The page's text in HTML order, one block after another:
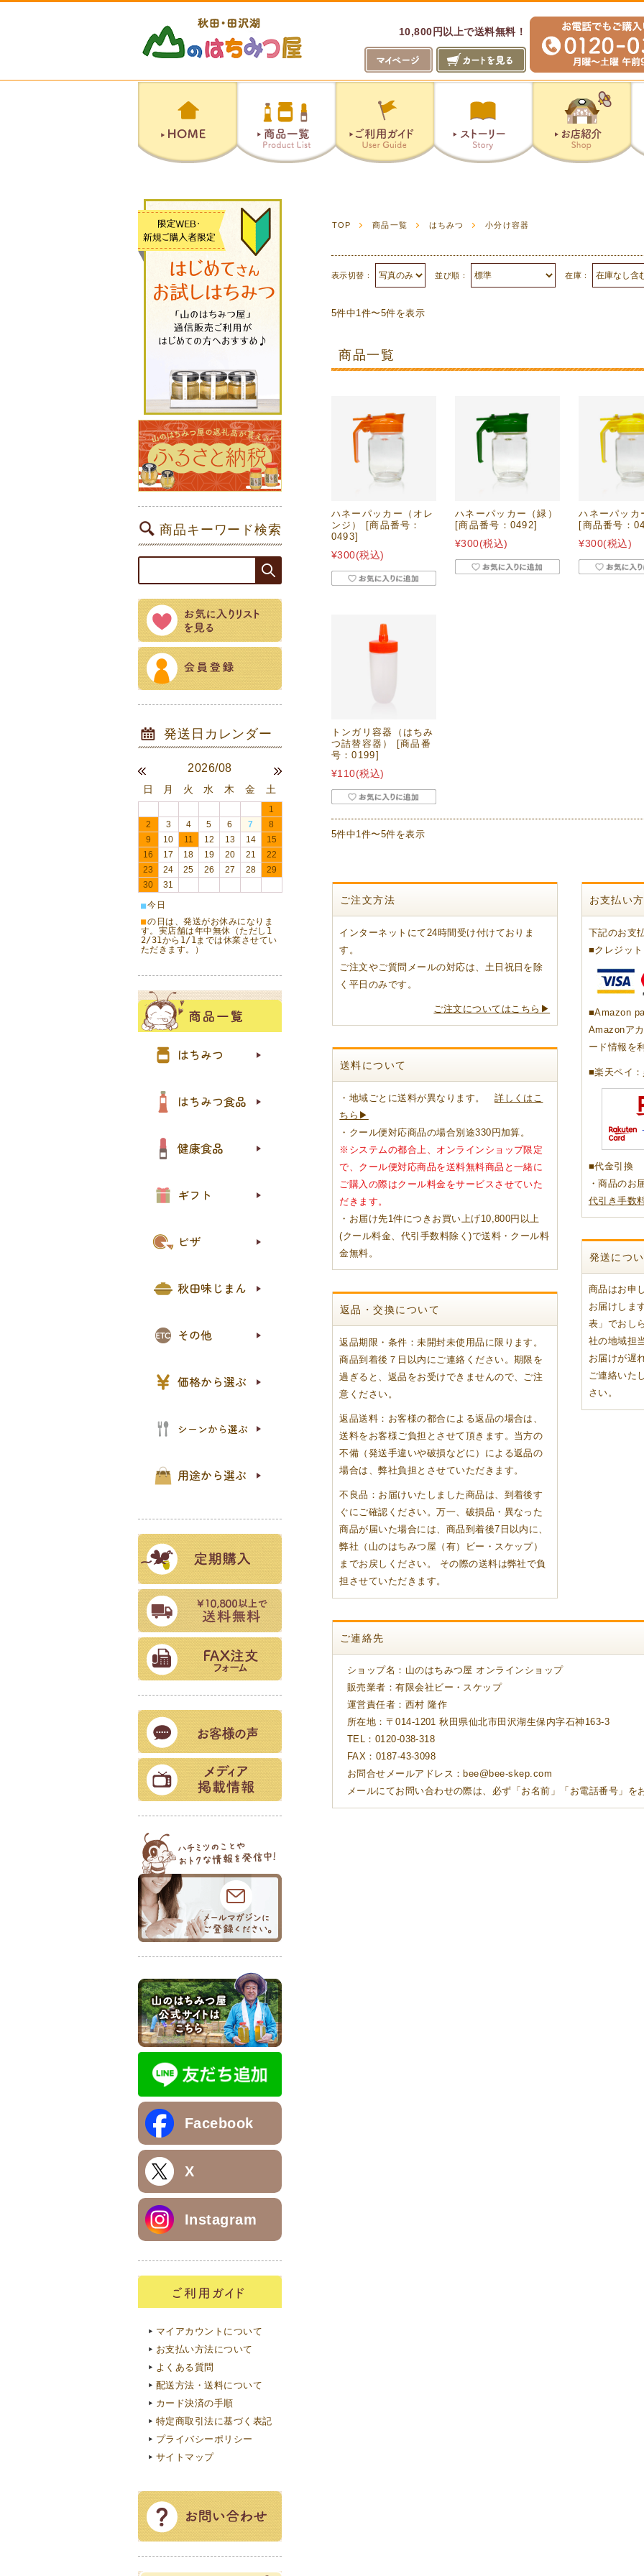
10,800円以上で送料無料！
TOP 商品一覧 はちみつ 小分け容器
表示切替： 並び順： 在庫：
5件中1件〜5件を表示
商品一覧
ハネーパッカー（オレ
ンジ） [商品番号：
0493]
¥300(税込)
ハネーパッカー（緑）
[商品番号：0492]
¥300(税込)
ハネーパッカ
[商品番号：
¥300(税込)
トンガリ容器（はちみ
つ詰替容器） [商品番
号：0199]
¥110(税込)
5件中1件〜5件を表示
ご注文方法
インターネットにて24時間受け付けておりま
す。
ご注文やご質問メールの対応は、土日祝日を除
く平日のみです。
ご注文についてはこちら▶
送料について
・地域ごとに送料が異なります。詳しくはこ
ちら▶
・クール便対応商品の場合別途330円加算。
※システムの都合上、オンラインショップ限定
で、クール便対応商品を送料無料商品と一緒に
ご購入の際はクール料金をサービスさせていた
だきます。
・お届け先1件につきお買い上げ10,800円以上
(クール料金、代引手数料除く)で送料・クール料
金無料。
返品・交換について
返品期限・条件：未開封未使用品に限ります。
商品到着後７日以内にご連絡ください。期限を
過ぎると、返品をお受けできませんので、ご注
意ください。
返品送料：お客様の都合による返品の場合は、
送料をお客様ご負担とさせて頂きます。当方の
不備（発送手違いや破損などに）による返品の
場合は、弊社負担とさせていただきます。
不良品：お届けいたしました商品は、到着後す
ぐにご確認ください。万一、破損品・異なった
商品が届いた場合には、商品到着後7日以内に、
弊社（山のはちみつ屋（有）ビー・スケップ）
までお戻しください。 その際の送料は弊社で負
担させていただきます。
お支払い
下記のお支
■クレジッ
■Amazon
Amazonア
ード情報を
■楽天ペイ：
■代金引換
・商品のお
代引き手数
発送につ
商品はお申
お届けしま
表」でおし
社の地域担
お届けが遅
ご連絡いた
さい。
ご連絡先
ショップ名：山のはちみつ屋 オンラインショップ
販売業者：有限会社ビー・スケップ
運営責任者：西村 隆作
所在地：〒014-1201 秋田県仙北市田沢湖生保内字石神163-3
TEL：0120-038-318
FAX：0187-43-3098
お問合せメールアドレス：bee@bee-skep.com
メールにてお問い合わせの際は、必ず「お名前」「お電話番号」を
商品キーワード検索
2026/08
日 月 火 水 木 金 土
1
2
3 4 5 6 7
8
9
10 11 12 13 14
15
16
17 18 19 20 21
22
23
24 25 26 27 28
29
30
31
■今日
■の日は、発送がお休みになりま
す。実店舗は年中無休（ただし1
2/31から1/1までは休業させてい
ただきます。）
はちみつ 夏のとくとく蜜蜂箱
季節限定はちみつ
more Honey
856シリーズ
国産純粋はちみつ 国産アカシヤはちみつ
国産トチはちみつ
国産 里山の百花蜜
世界の純粋はちみつ ハンガリー産アカシヤ
アカシヤ
オレンジ
レモン
コーヒー
ラベンダー
ブルーベリー
百花蜜
コムハニー
マヌカハニー
小分け容器
はちみつ食品 はちみつ屋のパンのお供 はちみつジャム
はちみつソース
はちみつバター
はちみつ屋のスイーツ みつどら
焼き菓子
おやつ
はちみつキャンディ
はちみつ屋のドリンク はちみつフルーツ酢
ハチミツ甘酒
ニテコはちみつサイダー
はちみつ屋のご飯のお供・調味料 お惣菜
山のはちみつ梅
ご飯のお供
調味料
おトクなまとめ買い
健康食品 プロポリスエキス
粒・ソフトカプセル
その他
ローヤルゼリー 生ローヤルゼリー
粒・ソフトカプセル
その他
その他 健康食品／ドリンク 花粉荷
ポーレンパルメットS
ハニーミックス
おトクなまとめ買い
ギフト 送料無料ギフト
送料込みギフト
はちみつギフト
ジャム・ドリンクギフト
スイーツギフト
ピザ
秋田味じまん
その他 オリジナルグッズ
PROHERB化粧品シリーズ
石鹸・歯磨き・フェイスマスク
プロポリスクリーム
レジ袋・手さげ袋
新規ご購入の方限定
価格から選ぶ 〜1,000円
1,001〜2,000円
2,001〜5,000円
5,001〜10,000円
10,000円以上
シーンから選ぶ
パンのお供に
ご飯のお供に
おやつのお供に
パーティのお供に
用途から選ぶ お試し商品
ご自宅商品
ギフト商品
プチギフト商品
セット商品
Facebook
X
Instagram
マイアカウントについて
お支払い方法について
よくある質問
配送方法・送料について
カード決済の手順
特定商取引法に基づく表記
プライバシーポリシー
サイトマップ